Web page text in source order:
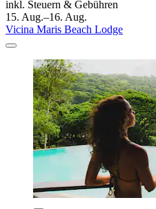
inkl. Steuern & Gebühren
15. Aug.–16. Aug.
Vicina Maris Beach Lodge